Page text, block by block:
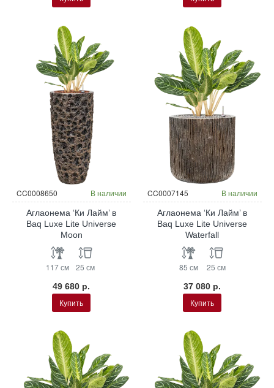
CC0008650 В наличии
Аглаонема ‘Ки Лайм’ в
Baq Luxe Lite Universe
Moon
117 см 25 см
49 680 р.
Купить
CC0007145 В наличии
Аглаонема ‘Ки Лайм’ в
Baq Luxe Lite Universe
Waterfall
85 см 25 см
37 080 р.
Купить